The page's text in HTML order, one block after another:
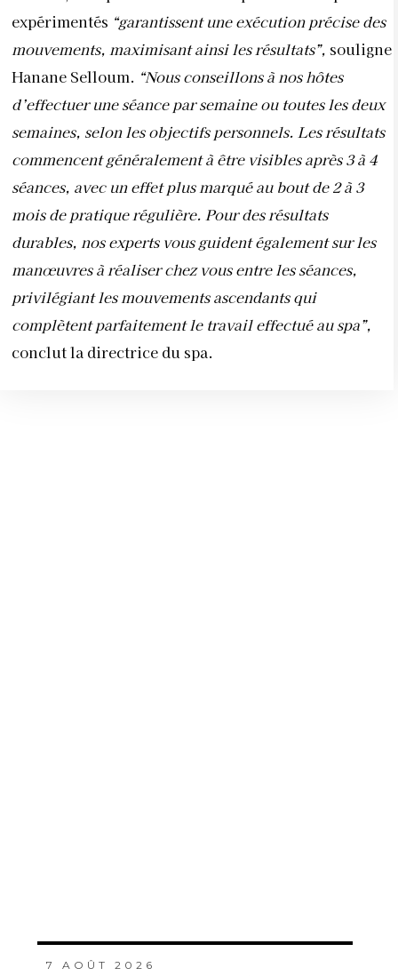
expérimentés “garantissent une exécution précise des
mouvements, maximisant ainsi les résultats”, souligne
Hanane Selloum. “Nous conseillons à nos hôtes
d’effectuer une séance par semaine ou toutes les deux
semaines, selon les objectifs personnels. Les résultats
commencent généralement à être visibles après 3 à 4
séances, avec un effet plus marqué au bout de 2 à 3
mois de pratique régulière. Pour des résultats
durables, nos experts vous guident également sur les
manœuvres à réaliser chez vous entre les séances,
privilégiant les mouvements ascendants qui
complètent parfaitement le travail effectué au spa”,
conclut la directrice du spa.
7 AOÛT 2026